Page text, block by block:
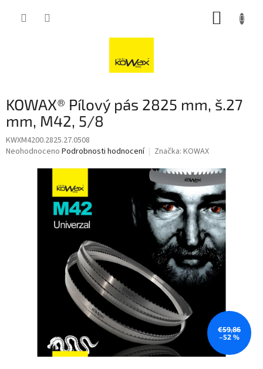
KOWAX® Pílový pás 2825 mm, š.27
mm, M42, 5/8
KWXM4200.2825.27.0508
Průměrné
Neohodnoceno Podrobnosti hodnocení Značka: KOWAX
€59,86
–52 %